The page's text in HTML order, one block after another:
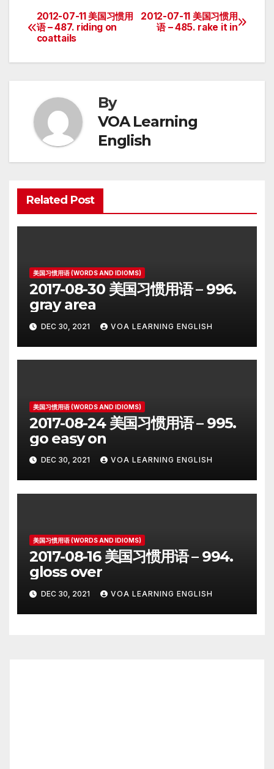
Post
navigation
2012-07-11 美国习惯用
语 – 485. rake it in
2012-07-11 美国习惯用
语 – 487. riding on
coattails
By
VOA Learning
English
Related Post
美国习惯用语 (WORDS AND IDIOMS)
2017-08-30 美国习惯用语 – 996.
gray area
DEC 30, 2021 VOA LEARNING ENGLISH
美国习惯用语 (WORDS AND IDIOMS)
2017-08-24 美国习惯用语 – 995.
go easy on
DEC 30, 2021 VOA LEARNING ENGLISH
美国习惯用语 (WORDS AND IDIOMS)
2017-08-16 美国习惯用语 – 994.
gloss over
DEC 30, 2021 VOA LEARNING ENGLISH